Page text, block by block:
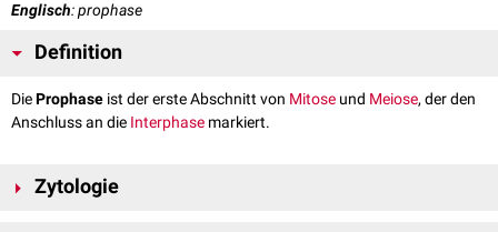
Englisch: prophase
Definition
DieProphase ist der erste Abschnitt von Mitose und Meiose, der den
Anschluss an die Interphase markiert.
Zytologie